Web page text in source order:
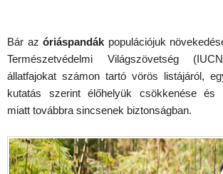
Bár azóriáspandák populációjuk
Természetvédelmi Világszövetség
állatfajokat számon tartó vörös listájáról,
kutatás szerint élőhelyük csökkenése és
miatt továbbra sincsenek biztonságban.